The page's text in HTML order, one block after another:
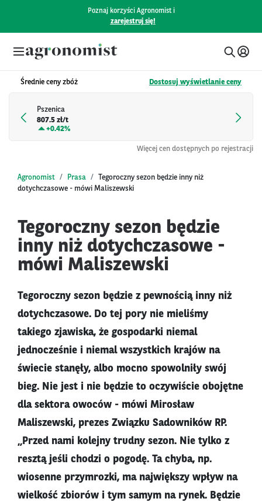
Poznaj korzyści Agronomist i
zarejestruj się!
Średnie ceny zbóż Dostosuj wyświetlanie ceny
Pszenica
807.5 zł/t
+0.42%
Więcej cen dostępnych po rejestracji
Agronomist Prasa
Tegoroczny sezon będzie inny niż
dotychczasowe - mówi Maliszewski
Tegoroczny sezon będzie
inny niż dotychczasowe -
mówi Maliszewski
Tegoroczny sezon będzie z pewnością inny niż
dotychczasowe. Do tej pory nie mieliśmy
takiego zjawiska, że gospodarki niemal
jednocześnie i niemal wszystkich krajów na
świecie stanęły, albo mocno spowolniły swój
bieg. Nie jest i nie będzie to oczywiście obojętne
dla sektora owoców - mówi Mirosław
Maliszewski, prezes Związku Sadowników RP.
„Przed nami kolejny trudny sezon. Nie tylko z
resztą jeśli chodzi o pogodę. Ta chyba, np.
wiosenne przymrozki, ma największy wpływ na
wielkość zbiorów i tym samym na rynek. Będzie